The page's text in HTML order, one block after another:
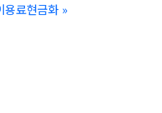
료현금화 »